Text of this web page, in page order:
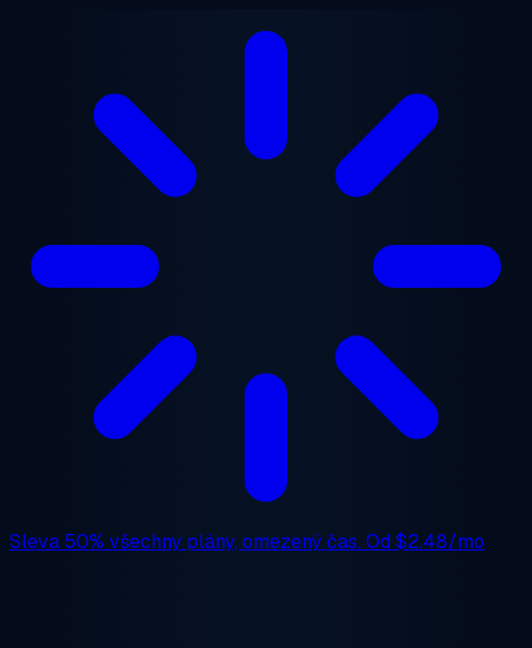
Sleva 50% všechny plány, omezený čas. Od $2.48/mo